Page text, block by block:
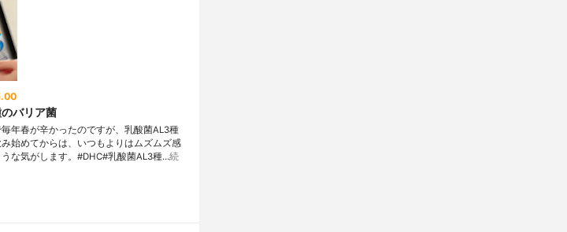
バリア菌
年春が辛かったのですが、乳酸菌AL3種
始めてからは、いつもよりはムズムズ感
な気がします。#DHC#乳酸菌AL3種…続